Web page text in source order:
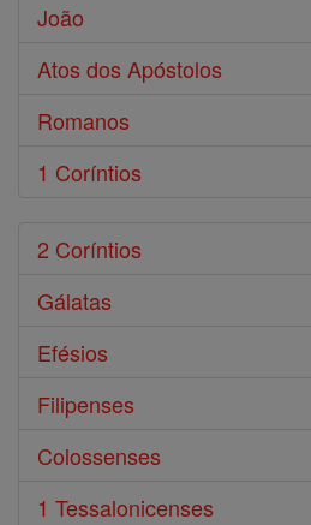
João
Atos dos Apóstolos
Romanos
1 Coríntios
2 Coríntios
Gálatas
Efésios
Filipenses
Colossenses
1 Tessalonicenses